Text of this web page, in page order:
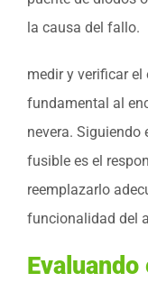
la causa del fallo.
medir y verificar
fundamental al
nevera. Siguiendo
fusible es el
reemplazarlo
funcionalidad del